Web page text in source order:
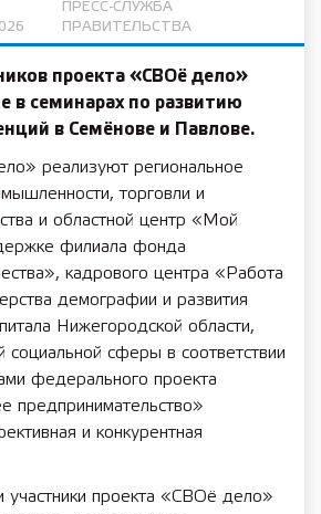
ПРЕСС-СЛУЖБА
ПРАВИТЕЛЬСТВА
проекта «СВОё дело»
в семинарах по развитию
в Семёнове и Павлове.
реализуют региональное
торговли и
и областной центр «Мой
филиала фонда
кадрового центра «Работа
демографии и развития
Нижегородской области,
социальной сферы в соответствии
федерального проекта
предпринимательство»
и конкурентная
проекта «СВОё дело»